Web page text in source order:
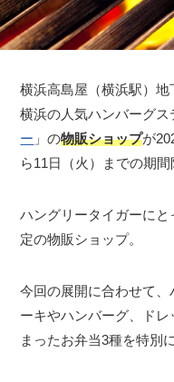
横浜高島屋（横浜駅）地
横浜の人気ハンバーグ
ー 」の物販ショップが
ら11日（火）までの期間
ハングリータイガーに
定の物販ショップ。
今回の展開に合わせて
ーキやハンバーグ、ド
まったお弁当3種を特別